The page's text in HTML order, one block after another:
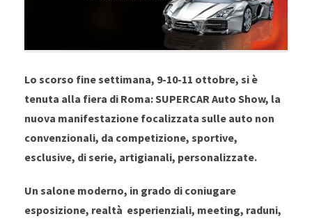
Lo scorso fine settimana, 9-10-11 ottobre, si è
tenuta alla fiera di Roma: SUPERCAR Auto Show, la
nuova manifestazione focalizzata sulle auto non
convenzionali, da competizione, sportive,
esclusive, di serie, artigianali, personalizzate.
Un salone moderno, in grado di coniugare
esposizione, realtà esperienziali, meeting, raduni,